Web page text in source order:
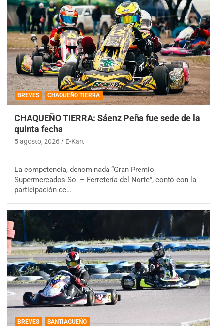
BREVES CHAQUEÑO TIERRA
CHAQUEÑO TIERRA: Sáenz Peña fue sede de la
quinta fecha
5 agosto, 2026 E-Kart
La competencia, denominada “Gran Premio
Supermercados Sol – Ferretería del Norte”, contó con la
participación de…
BREVES SANTIAGUEÑO